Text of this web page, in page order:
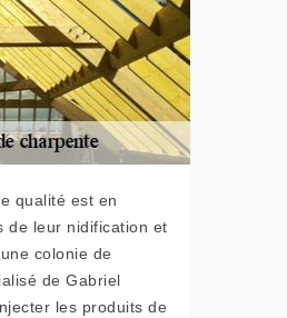
qualité est en
de leur nidification et
colonie de
de Gabriel
les produits de